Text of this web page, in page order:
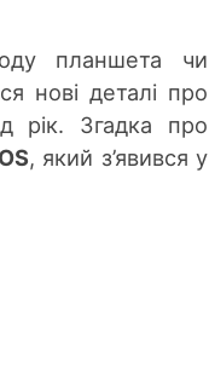
планшета чи
нові деталі про
рік. Згадка про
, який з’явився у